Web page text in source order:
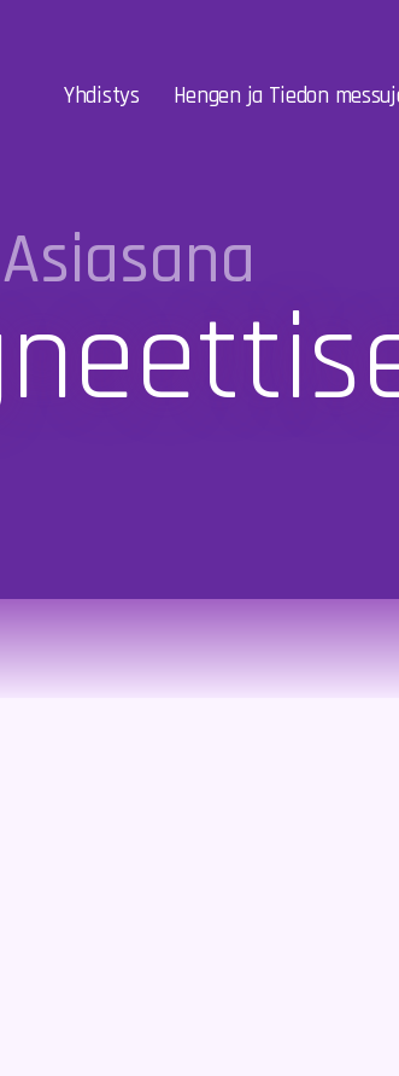
Yhdistys Hengen ja Tiedon
Asiasana